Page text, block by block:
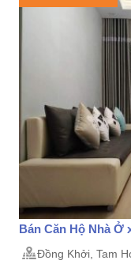
Bán Căn Hộ Nhà Ở
Đồng Khởi, Tam